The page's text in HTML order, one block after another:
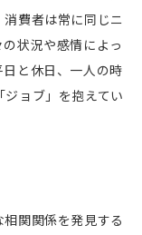
費者は常に同じニ
状況や感情によっ
と休日、一人の時
ョブ」を抱えてい
関関係を発見する